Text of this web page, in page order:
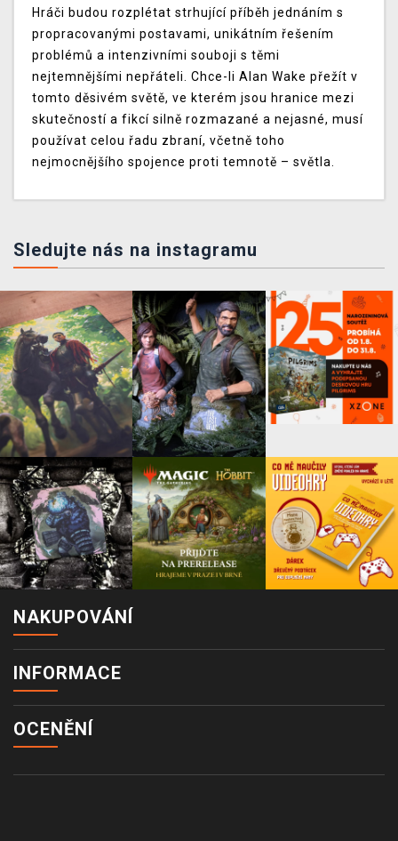
Hráči budou rozplétat strhující příběh jednáním s
propracovanými postavami, unikátním řešením
problémů a intenzivními souboji s těmi
nejtemnějšími nepřáteli. Chce-li Alan Wake přežít v
tomto děsivém světě, ve kterém jsou hranice mezi
skutečností a fikcí silně rozmazané a nejasné, musí
používat celou řadu zbraní, včetně toho
nejmocnějšího spojence proti temnotě – světla.
Sledujte nás na instagramu
NAKUPOVÁNÍ
INFORMACE
OCENĚNÍ